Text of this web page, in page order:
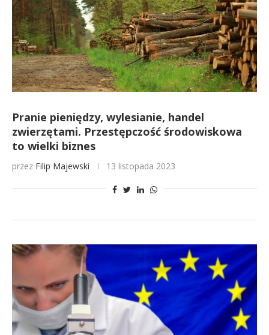
Pranie pieniędzy, wylesianie, handel
zwierzętami. Przestępczość środowiskowa
to wielki biznes
przez Filip Majewski 13 listopada 2023